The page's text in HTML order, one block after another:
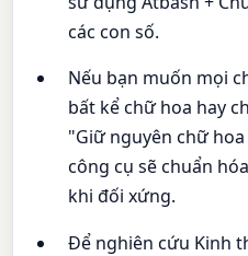
các con số.
Nếu bạn muốn mọi
bất kể chữ hoa hay
"Giữ nguyên chữ
công cụ sẽ chuẩn
khi đối xứng.
Để nghiên cứu Kinh